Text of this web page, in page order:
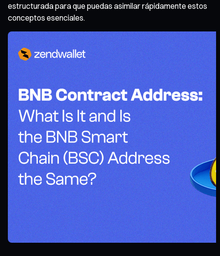
estructurada para que puedas asimilar rápidamente estos
conceptos esenciales.